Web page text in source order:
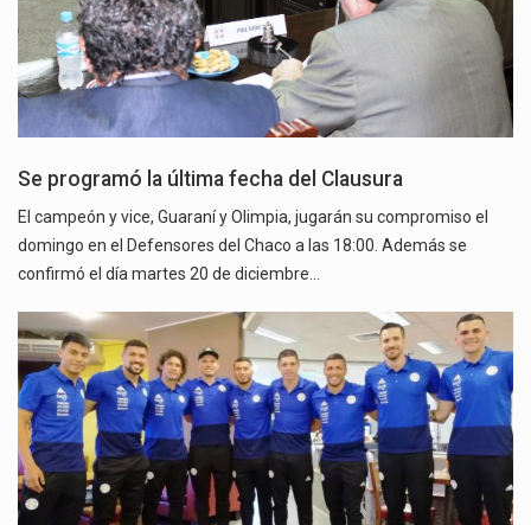
Se programó la última fecha del Clausura
El campeón y vice, Guaraní y Olimpia, jugarán su compromiso el
domingo en el Defensores del Chaco a las 18:00. Además se
confirmó el día martes 20 de diciembre…